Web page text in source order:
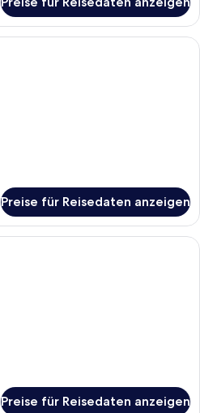
Ein Einzelbett mit
Preise für Reisedaten anzeigen
Ein Zimmer mit Fernseher auf einem
Preise für Reisedaten anzeigen